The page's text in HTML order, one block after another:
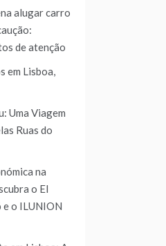
alugar carro
de atenção
em Lisboa,
Uma Viagem
Ruas do
na
o El
e o ILUNION